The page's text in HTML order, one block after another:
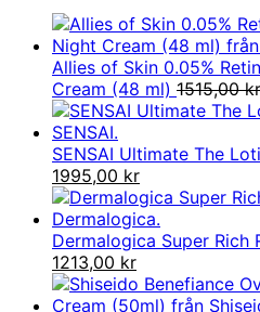
Allies of Skin 0.05%
Cream (48 ml) 1515,00kr
SENSAI Ultimate The
Det
ursprungliga
priset
var:
2070,00 kr.
1995,00 krDet
nuvarande
priset
är:
Dermalogica Super Rich
Det
ursprungliga
priset
1213,00 krDet
nuvarande
priset